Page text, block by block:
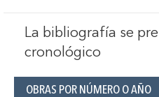
La bibliografía se
cronológico
OBRAS POR NÚMERO O AÑO